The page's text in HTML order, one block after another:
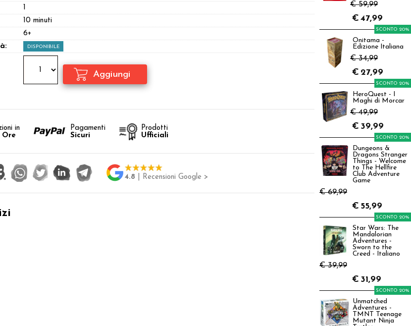
1
10 minuti
6+
DISPONIBILE
in
Ore
Pagamenti
Sicuri
Prodotti
Ufficiali
4.8 | Recensioni Google >
€ 59,99
€ 47,99
Onitama -
Edizione Italiana
€ 34,99
SCONTO 20%
€ 27,99
HeroQuest - I
Maghi di Morcar
€ 49,99
SCONTO 20%
€ 39,99
Dungeons &
Dragons Stranger
Things - Welcome
to The Hellfire
Club Adventure
Game
€ 69,99
SCONTO 20%
€ 55,99
Star Wars: The
Mandalorian
Adventures -
Sworn to the
Creed - Italiano
€ 39,99
SCONTO 20%
€ 31,99
Unmatched
Adventures -
TMNT Teenage
Mutant Ninja
SCONTO 20%